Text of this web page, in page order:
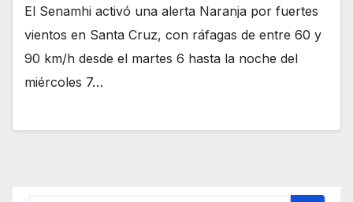
El Senamhi activó una alerta Naranja por fuertes
vientos en Santa Cruz, con ráfagas de entre 60 y
90 km/h desde el martes 6 hasta la noche del
miércoles 7…